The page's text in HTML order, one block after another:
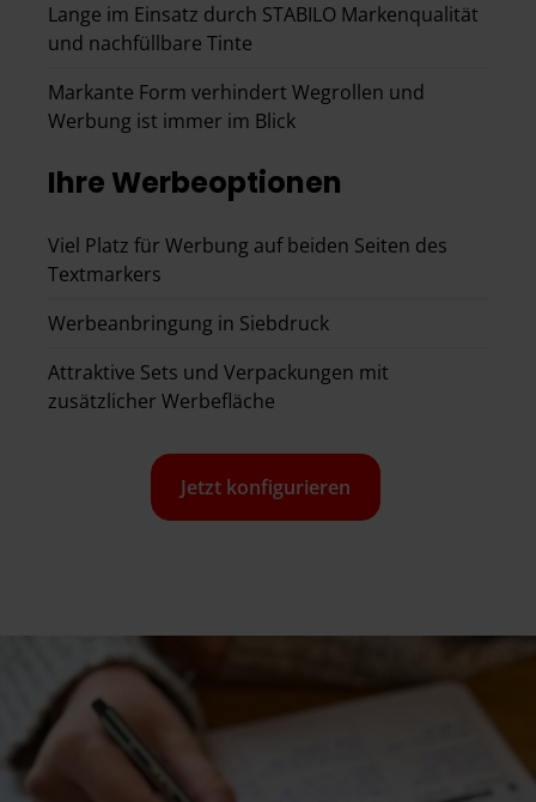
Lange im Einsatz durch STABILO Markenqualität
und nachfüllbare Tinte
Markante Form verhindert Wegrollen und
Werbung ist immer im Blick
Ihre Werbeoptionen
Viel Platz für Werbung auf beiden Seiten des
Textmarkers
Werbeanbringung in Siebdruck
Attraktive Sets und Verpackungen mit
zusätzlicher Werbefläche
Jetzt konfigurieren